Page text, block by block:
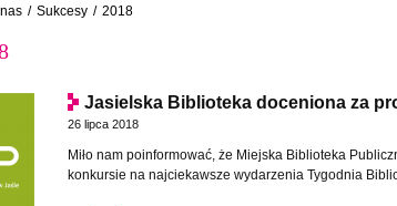
/ Sukcesy / 2018
Jasielska Biblioteka doceniona za
26 lipca 2018
Miło nam poinformować, że Miejska Biblioteka
konkursie na najciekawsze wydarzenia Tygodnia